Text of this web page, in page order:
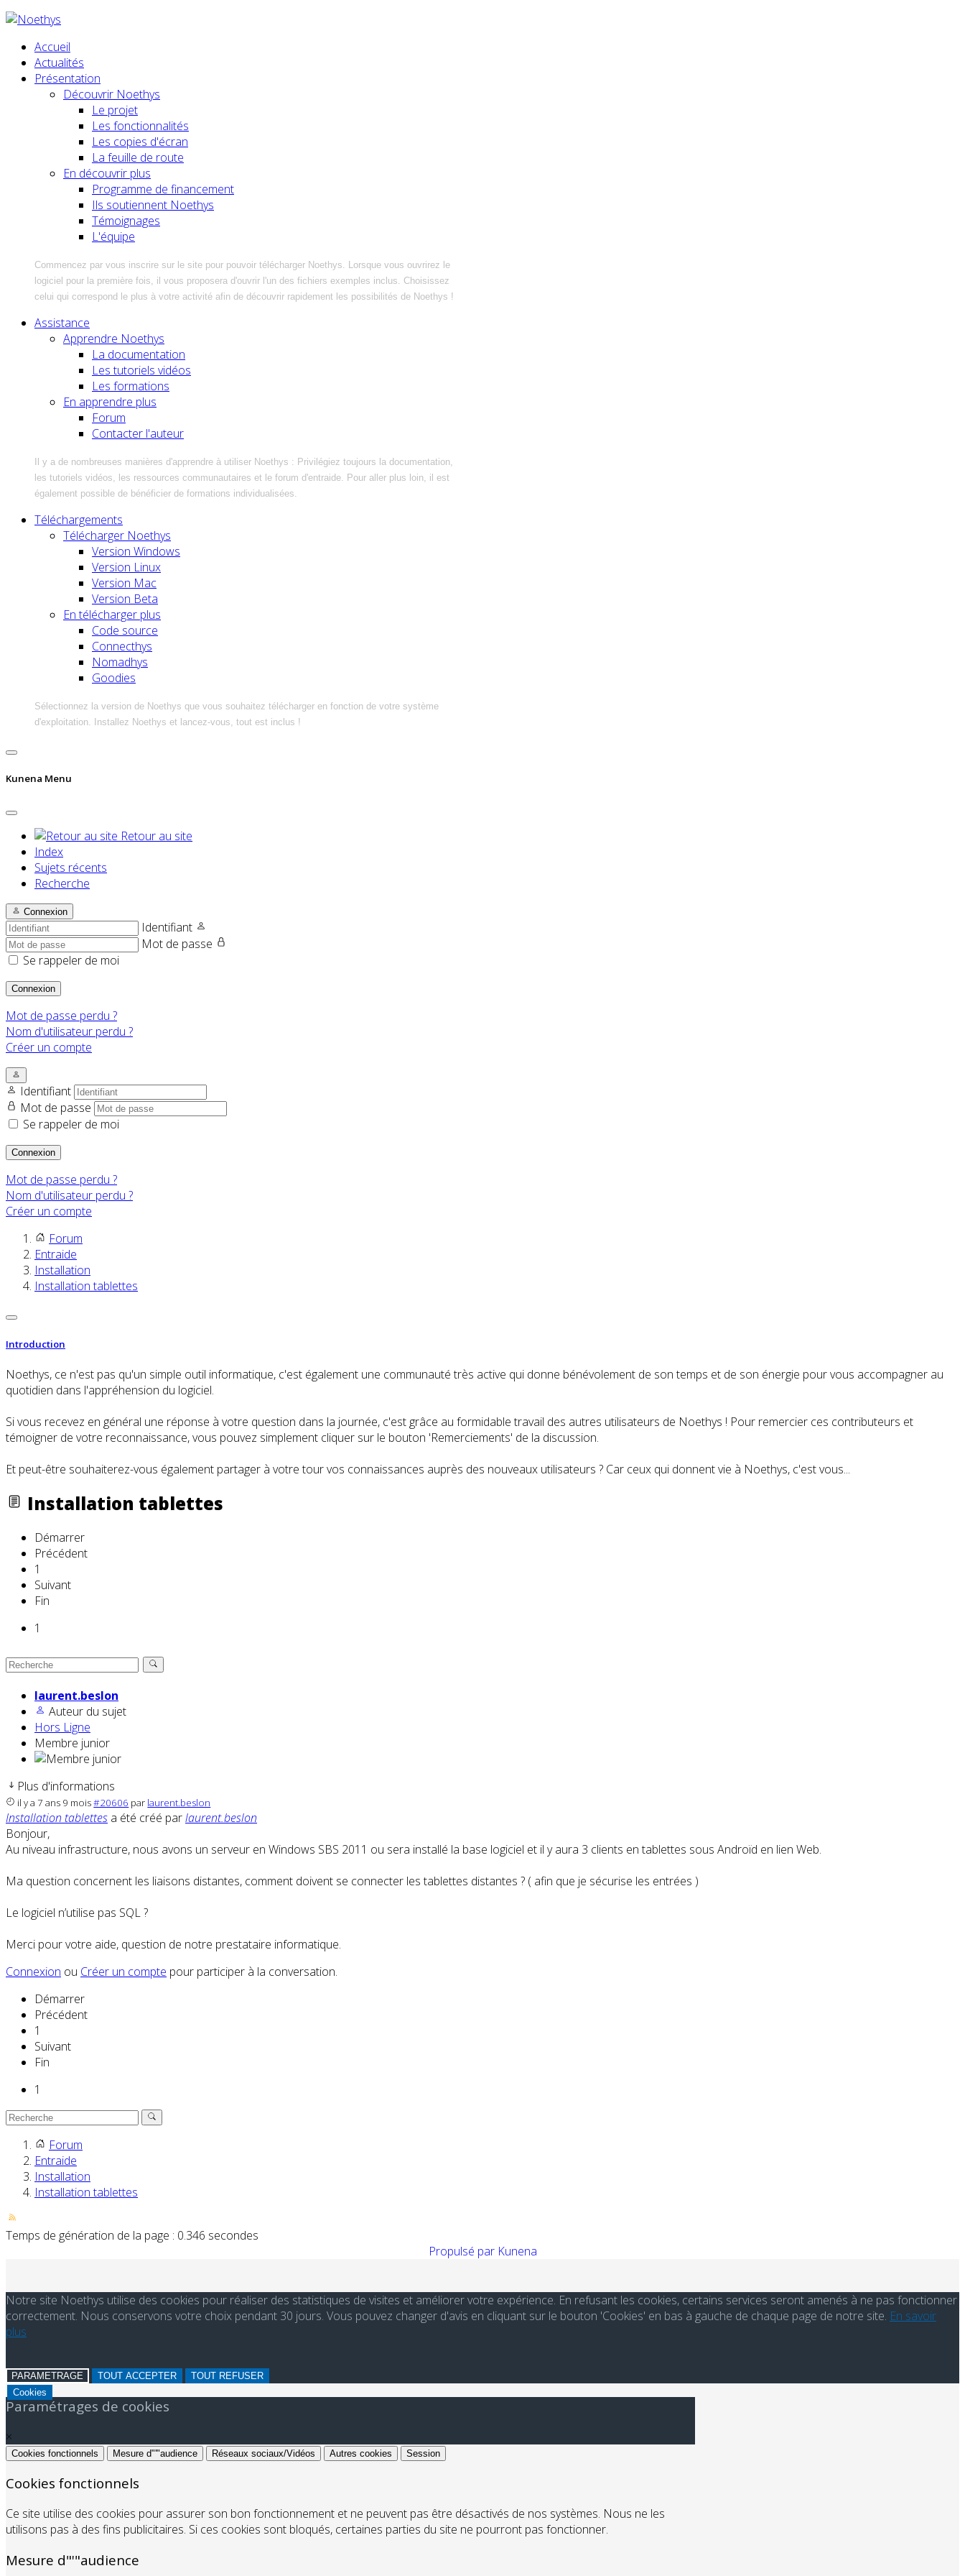
Accueil
Actualités
Présentation
Découvrir Noethys
Le projet
Les fonctionnalités
Les copies d'écran
La feuille de route
En découvrir plus
Programme de financement
Ils soutiennent Noethys
Témoignages
L'équipe
Commencez par vous inscrire sur le site pour pouvoir télécharger Noethys. Lorsque vous ouvrirez le
logiciel pour la première fois, il vous proposera d'ouvrir l'un des fichiers exemples inclus. Choisissez
celui qui correspond le plus à votre activité afin de découvrir rapidement les possibilités de Noethys !
Assistance
Apprendre Noethys
La documentation
Les tutoriels vidéos
Les formations
En apprendre plus
Forum
Contacter l'auteur
Il y a de nombreuses manières d'apprendre à utiliser Noethys : Privilégiez toujours la documentation,
les tutoriels vidéos, les ressources communautaires et le forum d'entraide. Pour aller plus loin, il est
également possible de bénéficier de formations individualisées.
Téléchargements
Télécharger Noethys
Version Windows
Version Linux
Version Mac
Version Beta
En télécharger plus
Code source
Connecthys
Nomadhys
Goodies
Sélectionnez la version de Noethys que vous souhaitez télécharger en fonction de votre système
d'exploitation. Installez Noethys et lancez-vous, tout est inclus !
Kunena Menu
Retour au site
Index
Sujets récents
Recherche
Connexion
Identifiant
Mot de passe
Se rappeler de moi
Connexion
Mot de passe perdu ?
Nom d'utilisateur perdu ?
Créer un compte
Identifiant
Mot de passe
Se rappeler de moi
Connexion
Mot de passe perdu ?
Nom d'utilisateur perdu ?
Créer un compte
Forum
Entraide
Installation
Installation tablettes
Introduction
Noethys, ce n'est pas qu'un simple outil informatique, c'est également une communauté très active qui donne bénévolement de son temps et de son énergie pour vous accompagner au
quotidien dans l'appréhension du logiciel.
Si vous recevez en général une réponse à votre question dans la journée, c'est grâce au formidable travail des autres utilisateurs de Noethys ! Pour remercier ces contributeurs et
témoigner de votre reconnaissance, vous pouvez simplement cliquer sur le bouton 'Remerciements' de la discussion.
Et peut-être souhaiterez-vous également partager à votre tour vos connaissances auprès des nouveaux utilisateurs ? Car ceux qui donnent vie à Noethys, c'est vous...
Installation tablettes
Démarrer
Précédent
1
Suivant
Fin
1
laurent.beslon
Auteur du sujet
Hors Ligne
Membre junior
Plus d'informations
il y a 7 ans 9 mois#20606 par laurent.beslon
Installation tablettes a été créé parlaurent.beslon
Bonjour,
Au niveau infrastructure, nous avons un serveur en Windows SBS 2011 ou sera installé la base logiciel et il y aura 3 clients en tablettes sous Androïd en lien Web.
Ma question concernent les liaisons distantes, comment doivent se connecter les tablettes distantes ? ( afin que je sécurise les entrées )
Le logiciel n’utilise pas SQL ?
Merci pour votre aide, question de notre prestataire informatique.
Connexion ou Créer un compte pour participer à la conversation.
Démarrer
Précédent
1
Suivant
Fin
1
Forum
Entraide
Installation
Installation tablettes
Temps de génération de la page : 0.346 secondes
Propulsé par Kunena
Notre site Noethys utilise des cookies pour réaliser des statistiques de visites et améliorer votre expérience. En refusant les cookies, certains services seront amenés à ne pas fonctionner
correctement. Nous conservons votre choix pendant 30 jours. Vous pouvez changer d'avis en cliquant sur le bouton 'Cookies' en bas à gauche de chaque page de notre site. En savoir
plus
PARAMETRAGE TOUT ACCEPTER
TOUT REFUSER
Cookies
Paramétrages de cookies
×
Cookies fonctionnels Mesure d"'"audience Réseaux sociaux/Vidéos Autres cookies Session
Cookies fonctionnels
Ce site utilise des cookies pour assurer son bon fonctionnement et ne peuvent pas être désactivés de nos systèmes. Nous ne les
utilisons pas à des fins publicitaires. Si ces cookies sont bloqués, certaines parties du site ne pourront pas fonctionner.
Mesure d"'"audience